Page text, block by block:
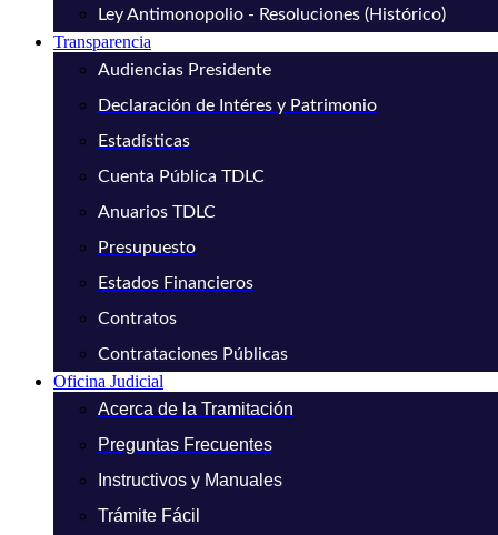
Ley Antimonopolio - Resoluciones (Histórico)
Transparencia
Audiencias Presidente
Declaración de Intéres y Patrimonio
Estadísticas
Cuenta Pública TDLC
Anuarios TDLC
Presupuesto
Estados Financieros
Contratos
Contrataciones Públicas
Oficina Judicial
Acerca de la Tramitación
Preguntas Frecuentes
Instructivos y Manuales
Trámite Fácil